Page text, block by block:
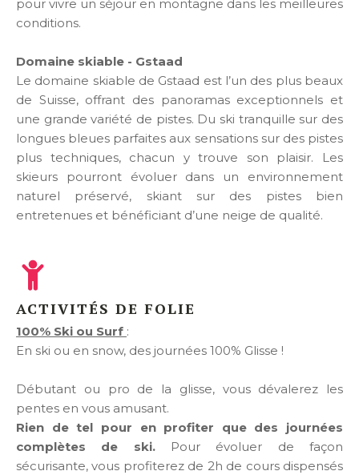
pour vivre un séjour en montagne dans les meilleures
conditions.
Domaine skiable - Gstaad
Le domaine skiable de Gstaad est l’un des plus beaux
de Suisse, offrant des panoramas exceptionnels et
une grande variété de pistes. Du ski tranquille sur des
longues bleues parfaites aux sensations sur des pistes
plus techniques, chacun y trouve son plaisir. Les
skieurs pourront évoluer dans un environnement
naturel préservé, skiant sur des pistes bien
entretenues et bénéficiant d’une neige de qualité.
ACTIVITÉS DE FOLIE
100% Ski ou Surf :
En ski ou en snow, des journées 100% Glisse !
Débutant ou pro de la glisse, vous dévalerez les
pentes en vous amusant.
Rien de tel pour en profiter que des journées
complètes de ski.Pour évoluer de façon
sécurisante, vous profiterez de 2h de cours dispensés